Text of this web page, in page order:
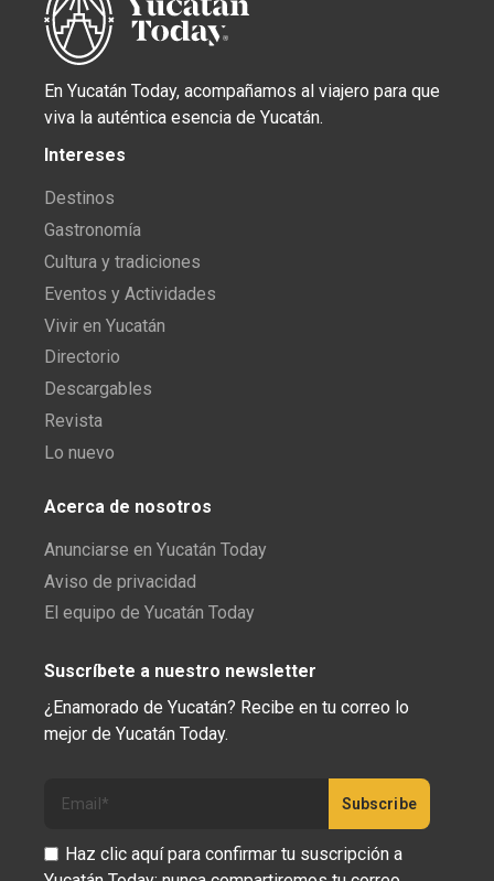
En Yucatán Today, acompañamos al viajero para que
viva la auténtica esencia de Yucatán.
Intereses
Destinos
Gastronomía
Cultura y tradiciones
Eventos y Actividades
Vivir en Yucatán
Directorio
Descargables
Revista
Lo nuevo
Acerca de nosotros
Anunciarse en Yucatán Today
Aviso de privacidad
El equipo de Yucatán Today
Suscríbete a nuestro newsletter
¿Enamorado de Yucatán? Recibe en tu correo lo
mejor de Yucatán Today.
Haz clic aquí para confirmar tu suscripción a